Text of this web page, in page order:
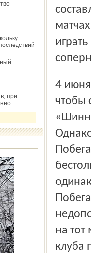
при
4 июня «чёрно-синие» вышли на поле родного стадиона,
чтобы
на тот
клуба